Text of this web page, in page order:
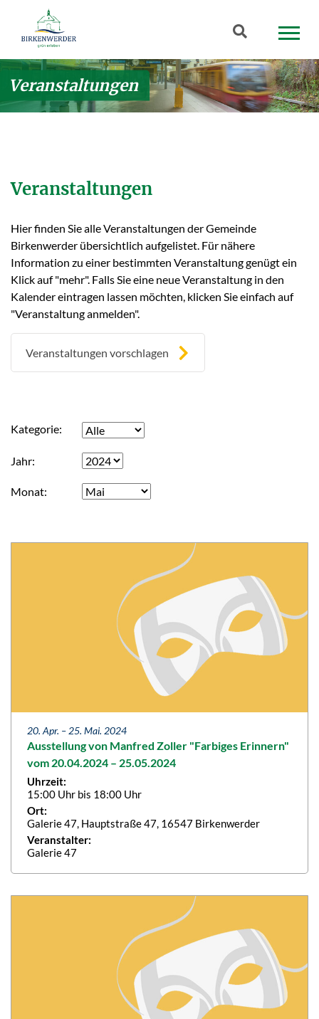
Zum Hauptinhalt springen
Suchbegriff
Veranstaltungen
Veranstaltungen
Hier finden Sie alle Veranstaltungen der Gemeinde
Birkenwerder übersichtlich aufgelistet. Für nähere
Information zu einer bestimmten Veranstaltung genügt ein
Klick auf "mehr". Falls Sie eine neue Veranstaltung in den
Kalender eintragen lassen möchten, klicken Sie einfach auf
"Veranstaltung anmelden".
Veranstaltungen vorschlagen
Kategorie
Jahr
Monat
20. Apr. – 25. Mai. 2024
Ausstellung von Manfred Zoller "Farbiges Erinnern"
vom 20.04.2024 – 25.05.2024
Uhrzeit:
15:00 Uhr bis 18:00 Uhr
Ort:
Galerie 47, Hauptstraße 47, 16547 Birkenwerder
Veranstalter:
Galerie 47